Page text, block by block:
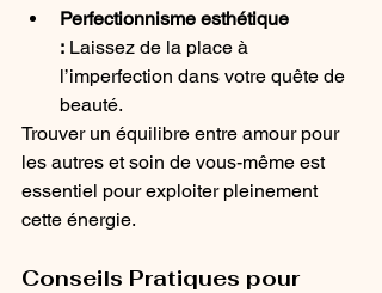
Perfectionnisme esthétique
: Laissez de la place à
l’imperfection dans votre quête de
beauté.
Trouver un équilibre entre amour pour
les autres et soin de vous-même est
essentiel pour exploiter pleinement
cette énergie.
Conseils Pratiques pour